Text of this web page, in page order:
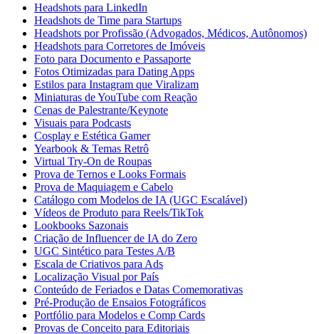
Headshots para LinkedIn
Headshots de Time para Startups
Headshots por Profissão (Advogados, Médicos, Autônomos)
Headshots para Corretores de Imóveis
Foto para Documento e Passaporte
Fotos Otimizadas para Dating Apps
Estilos para Instagram que Viralizam
Miniaturas de YouTube com Reação
Cenas de Palestrante/Keynote
Visuais para Podcasts
Cosplay e Estética Gamer
Yearbook & Temas Retrô
Virtual Try-On de Roupas
Prova de Ternos e Looks Formais
Prova de Maquiagem e Cabelo
Catálogo com Modelos de IA (UGC Escalável)
Vídeos de Produto para Reels/TikTok
Lookbooks Sazonais
Criação de Influencer de IA do Zero
UGC Sintético para Testes A/B
Escala de Criativos para Ads
Localização Visual por País
Conteúdo de Feriados e Datas Comemorativas
Pré-Produção de Ensaios Fotográficos
Portfólio para Modelos e Comp Cards
Provas de Conceito para Editoriais